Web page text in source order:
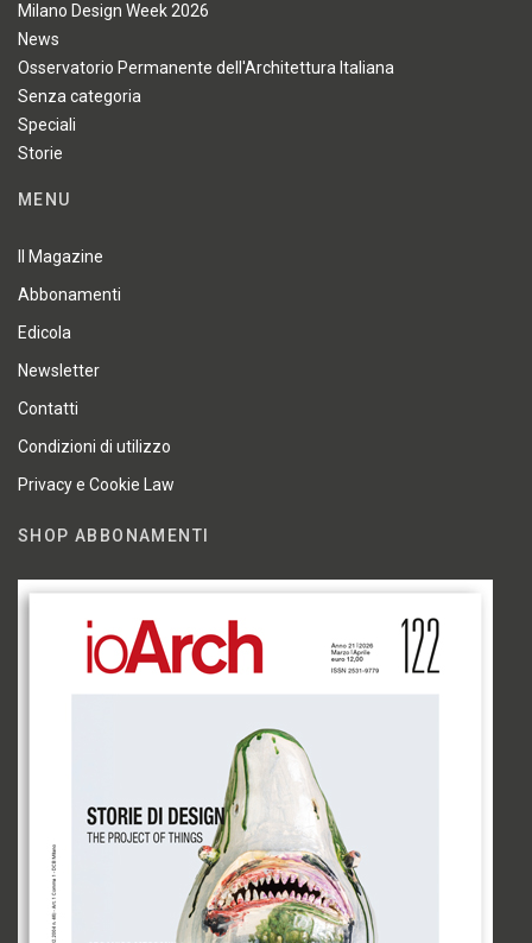
Milano Design Week 2026
News
Osservatorio Permanente dell'Architettura Italiana
Senza categoria
Speciali
Storie
MENU
Il Magazine
Abbonamenti
Edicola
Newsletter
Contatti
Condizioni di utilizzo
Privacy e Cookie Law
SHOP ABBONAMENTI